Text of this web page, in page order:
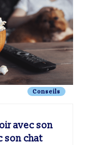
Conseils
avec son
son chat